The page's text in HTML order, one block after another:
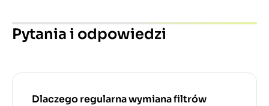
Pytania i odpowiedzi
Dlaczego regularna wymiana filtrów